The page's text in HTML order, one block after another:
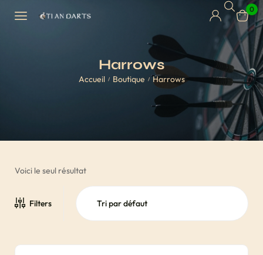
0
Harrows
Accueil / Boutique / Harrows
Voici le seul résultat
Filters